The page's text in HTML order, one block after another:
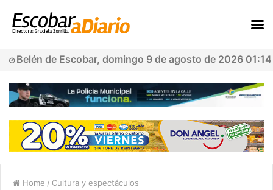
Belén de Escobar, domingo 9 de agosto de 2026 01:14
Home / Cultura y espectáculos